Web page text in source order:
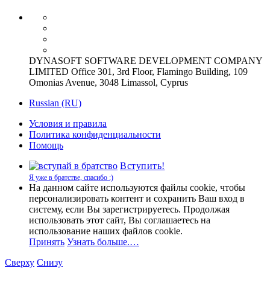
DYNASOFT SOFTWARE DEVELOPMENT COMPANY
LIMITED Office 301, 3rd Floor, Flamingo Building, 109
Omonias Avenue, 3048 Limassol, Cyprus
Russian (RU)
Условия и правила
Политика конфиденциальности
Помощь
Вступить!
Я уже в братстве, спасибо :)
На данном сайте используются файлы cookie, чтобы
персонализировать контент и сохранить Ваш вход в
систему, если Вы зарегистрируетесь. Продолжая
использовать этот сайт, Вы соглашаетесь на
использование наших файлов cookie.
Принять Узнать больше.…
Сверху Снизу